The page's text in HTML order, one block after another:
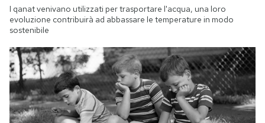
I qanat venivano utilizzati per trasportare l'acqua, una loro
evoluzione contribuirà ad abbassare le temperature in modo
sostenibile